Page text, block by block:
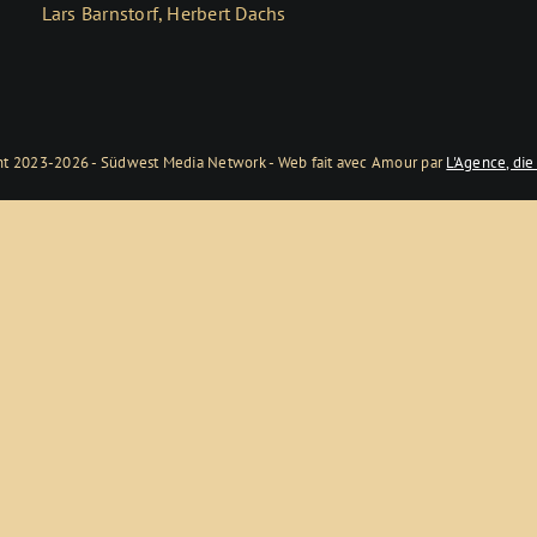
Lars Barnstorf, Herbert Dachs
2023-2026 - Südwest Media Network - Web fait avec Amour parL'Agence,